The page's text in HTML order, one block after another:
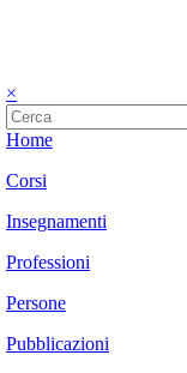
×
Home
Corsi
Insegnamenti
Professioni
Persone
Pubblicazioni